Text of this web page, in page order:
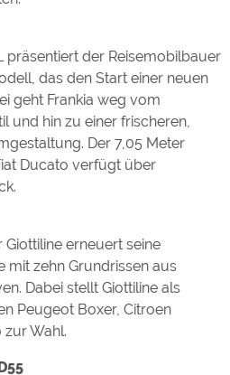
präsentiert der Reisemobilbauer
das den Start einer neuen
geht Frankia weg vom
und hin zu einer frischeren,
Der 7,05 Meter
Ducato verfügt über
erneuert seine
mit zehn Grundrissen aus
Dabei stellt Giottiline als
Peugeot Boxer, Citroen
Wahl.